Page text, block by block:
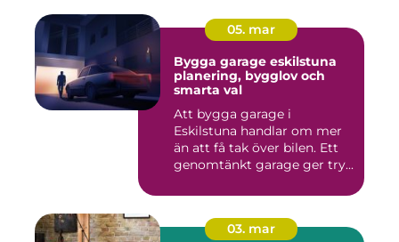
05. mar
Bygga garage eskilstuna
planering, bygglov och
smarta val
Att bygga garage i
Eskilstuna handlar om mer
än att få tak över bilen. Ett
genomtänkt garage ger try...
03. mar